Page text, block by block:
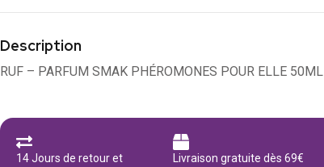
Description
RUF – PARFUM SMAK PHÉROMONES POUR ELLE 50ML
14 Jours de retour et
Livraison gratuite dès 69€